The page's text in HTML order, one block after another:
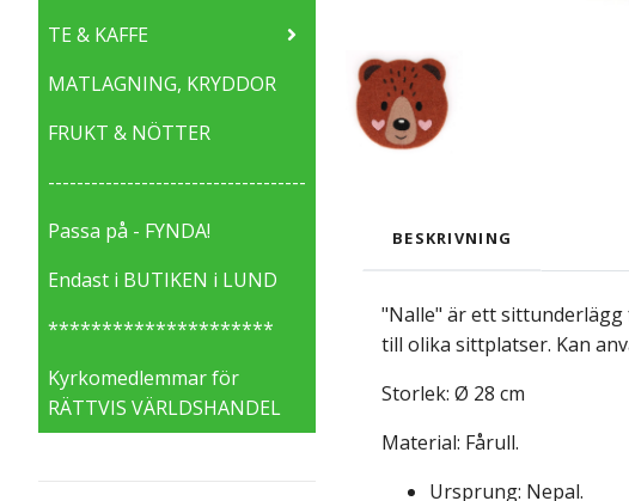
TE & KAFFE
MATLAGNING, KRYDDOR
FRUKT & NÖTTER
------------------------------------
Passa på - FYNDA!
Endast i BUTIKEN i LUND
*********************
Kyrkomedlemmar för
RÄTTVIS VÄRLDSHANDEL
BESKRIVNING
"Nalle" är ett sittunderlägg
till olika sittplatser. Kan
Storlek: Ø 28 cm
Material: Fårull.
Ursprung: Nepal.